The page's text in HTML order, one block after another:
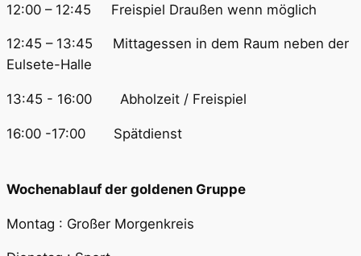
12:00 – 12:45 Freispiel Draußen wenn möglich
12:45 – 13:45 Mittagessen in dem Raum neben der
Eulsete-Halle
13:45 - 16:00 Abholzeit / Freispiel
16:00 -17:00 Spätdienst
Wochenablauf der goldenen Gruppe
Montag : Großer Morgenkreis